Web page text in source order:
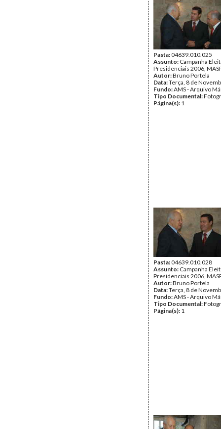
Pasta:04639.010.025
Assunto: Campanha
Presidenciais 2006,
Autor:Bruno Portela
Data:Terça, 8 de
Fundo:AMS - Arquivo
Tipo Documental:
Página(s): 1
Pasta:04639.010.028
Assunto: Campanha
Presidenciais 2006,
Autor:Bruno Portela
Data:Terça, 8 de
Fundo:AMS - Arquivo
Tipo Documental:
Página(s): 1